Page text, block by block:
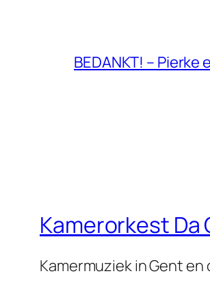
BEDANKT! –
Kamerorkest Da
Kamermuziek in Gent